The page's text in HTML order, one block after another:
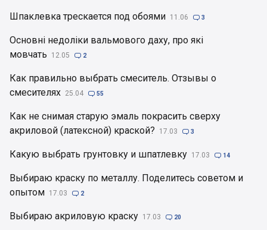
Шпаклевка трескается под обоями 11.06  3
Основні недоліки вальмового даху, про які
мовчать
12.05  2
Как правильно выбрать смеситель. Отзывы о
смесителях 25.04  55
Как не снимая старую эмаль покрасить сверху
акриловой (латексной) краской?
17.03  3
Какую выбрать грунтовку и шпатлевку 17.03  14
Выбираю краску по металлу. Поделитесь советом и
опытом 17.03  2
Выбираю акриловую краску 17.03  20